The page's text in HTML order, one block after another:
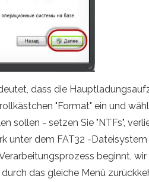
dass die
"Format" ein und
sollen - setzen Sie "NTFs",
unter dem FAT32 -Dateisystem
beginnt,
das gleiche Menü